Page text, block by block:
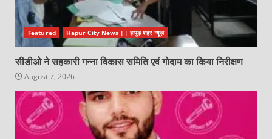
Featured Hapur City News || हापुड़ शहर न्यूज़
सीडीओ ने सहकारी गन्ना विकास समिति एवं गोदाम का किया निरीक्षण
August 7, 2026